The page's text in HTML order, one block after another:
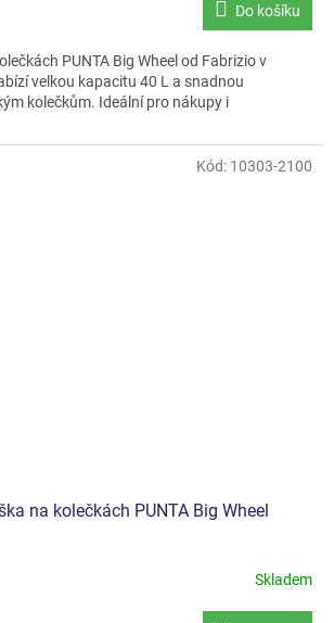
Do košíku
PUNTA Big Wheel od Fabrizio v
velkou kapacitu 40 L a snadnou
kolečkům. Ideální pro nákupy i
na kolečkách PUNTA Big Wheel
Skladem
Kód: 10303-2100